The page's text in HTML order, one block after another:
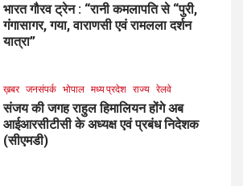
भारत गौरव ट्रेन : “रानी कमलापति से “पुरी,
गंगासागर, गया, वाराणसी एवं रामलला दर्शन
यात्रा”
ख़बर जनसंपर्क भोपाल मध्य प्रदेश राज्य रेलवे
संजय की जगह राहुल हिमालियन होंगे अब
आईआरसीटीसी के अध्यक्ष एवं प्रबंध निदेशक
(सीएमडी)